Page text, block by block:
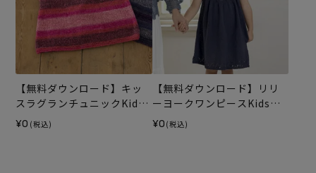
【無料ダウンロード】キッ
スラグランチュニックKids
（レシピ）
¥0 (税込)
【無料ダウンロード】リリ
ーヨークワンピースKids
（レシピ）
¥0 (税込)